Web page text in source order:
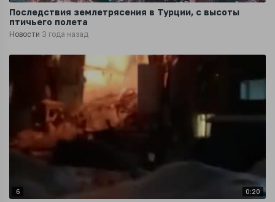
Последствия землетрясения в Турции, с высоты
птичьего полета
Новости 3 года назад
6 0:20